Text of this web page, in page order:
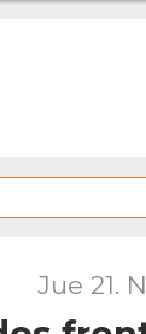
de
Jue 21.